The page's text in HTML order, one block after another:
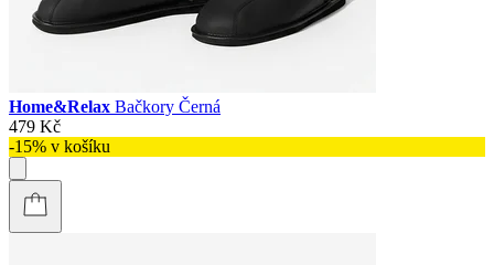
Home&Relax Bačkory Černá
479 Kč
-15% v košíku